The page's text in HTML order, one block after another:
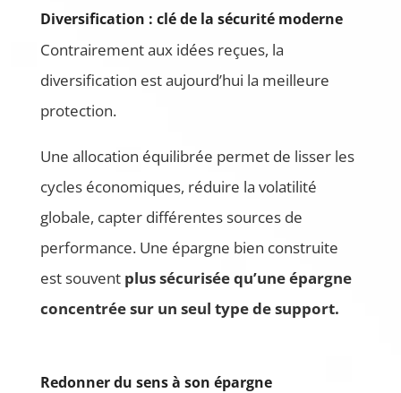
Diversification : clé de la sécurité moderne
Contrairement aux idées reçues, la
diversification est aujourd’hui la meilleure
protection.
Une allocation équilibrée permet de lisser les
cycles économiques, réduire la volatilité
globale, capter différentes sources de
performance. Une épargne bien construite
est souvent plus sécurisée qu’une épargne
concentrée sur un seul type de support.
Redonner du sens à son épargne